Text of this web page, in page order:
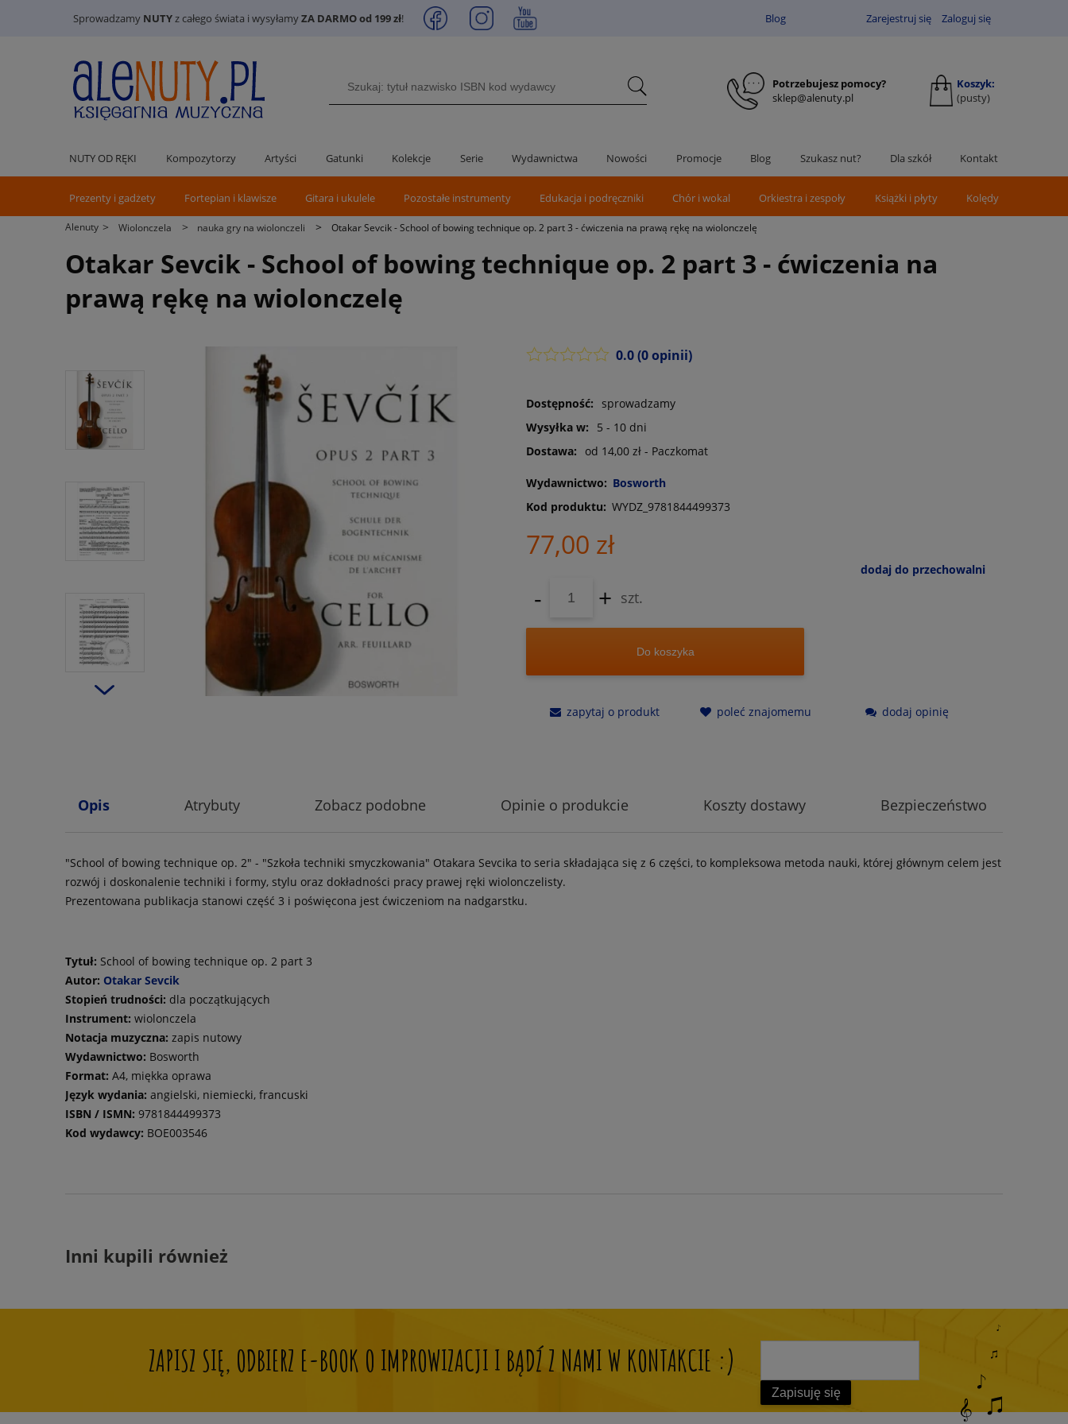
Sprowadzamy NUTYz całego świata i wysyłamyZA DARMO od 199 zł! Blog Zarejestruj się Zaloguj się
Potrzebujesz pomocy?
sklep@alenuty.pl
Koszyk:
(pusty)
NUTY OD RĘKI Kompozytorzy Artyści Gatunki Kolekcje Serie Wydawnictwa Nowości Promocje Blog Szukasz nut? Dla szkół Kontakt
Prezenty i gadżety Fortepian i klawisze Gitara i ukulele Pozostałe instrumenty Edukacja i podręczniki Chór i wokal Orkiestra i zespoły Książki i płyty Kolędy
Alenuty > Wiolonczela > nauka gry na wiolonczeli > Otakar Sevcik - School of bowing technique op. 2 part 3 - ćwiczenia na prawą rękę na wiolonczelę
Otakar Sevcik - School of bowing technique op. 2 part 3 - ćwiczenia na
prawą rękę na wiolonczelę
0.0(0 opinii)
Dostępność:
sprowadzamy
Wysyłka w:
5 - 10 dni
Dostawa:
od 14,00 zł - Paczkomat
Wydawnictwo: Bosworth
Kod produktu: WYDZ_9781844499373
77,00 zł
dodaj do przechowalni
- + szt.
Do koszyka
zapytaj o produkt poleć znajomemu dodaj opinię
Opis Atrybuty Zobacz podobne Opinie o produkcie Koszty dostawy Bezpieczeństwo
"School of bowing technique op. 2" - "Szkoła techniki smyczkowania" Otakara Sevcika to seria składająca się z 6 części, to kompleksowa metoda nauki, której głównym celem jest
rozwój i doskonalenie techniki i formy, stylu oraz dokładności pracy prawej ręki wiolonczelisty.
Prezentowana publikacja stanowi część 3 i poświęcona jest ćwiczeniom na nadgarstku.
Tytuł: School of bowing technique op. 2 part 3
Autor: Otakar Sevcik
Stopień trudności: dla początkujących
Instrument: wiolonczela
Notacja muzyczna: zapis nutowy
Wydawnictwo: Bosworth
Format: A4, miękka oprawa
Język wydania: angielski, niemiecki, francuski
ISBN / ISMN: 9781844499373
Kod wydawcy: BOE003546
Inni kupili również
ZAPISZ SIĘ, ODBIERZ E-BOOK O IMPROWIZACJI I BĄDŹ Z NAMI W KONTAKCIE :)
Zapisuję się